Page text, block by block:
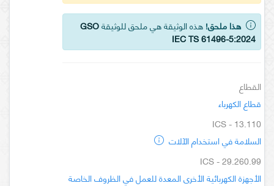
هذا ملحق! هذه الوثيقة هي ملحق للوثيقةGSO
IEC TS 61496-5:2024
القطاع
قطاع الكهرباء
ICS - 13.110
السلامة في استخدام الآلات
ICS - 29.260.99
الأجهزة الكهربائية الأخرى المعدة للعمل في الظروف الخاصة